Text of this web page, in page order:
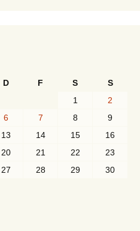
D F S
S
1
2
6 7 8
9
13 14 15
16
20 21 22
23
27 28 29
30